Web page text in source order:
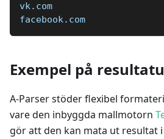
vk.com
facebook.com
Exempel på
A-Parser stöder flexibel
vare den inbyggda mallmotorn
gör att den kan mata ut resultat